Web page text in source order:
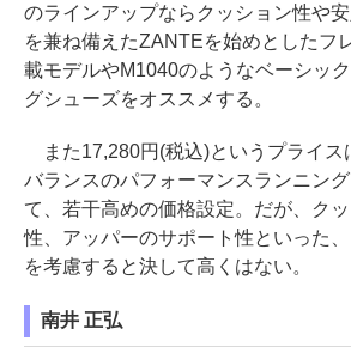
のラインアップならクッション性や
を兼ね備えたZANTEを始めとしたフ
載モデルやM1040のようなベーシッ
グシューズをオススメする。
また17,280円(税込)というプライス
バランスのパフォーマンスランニン
て、若干高めの価格設定。だが、ク
性、アッパーのサポート性といった
を考慮すると決して高くはない。
南井 正弘